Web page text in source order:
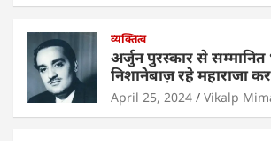
व्यक्तित्व
अर्जुन पुरस्कार से
निशानेबाज़ रहे महाराजा
April 25, 2024 Vikalp